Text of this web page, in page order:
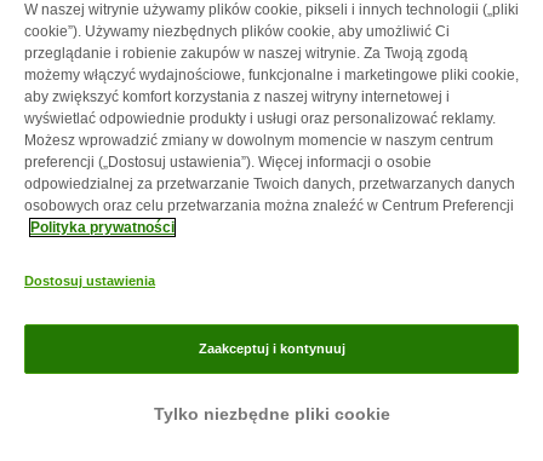
Mały, sprytny i ruchliwy – jack russell terier cieszy się
niesłabnącą od lat popularnością.
W naszej witrynie używamy plików cookie, pikseli i innych technologii („pliki
cookie”). Używamy niezbędnych plików cookie, aby umożliwić Ci
przeglądanie i robienie zakupów w naszej witrynie. Za Twoją zgodą
możemy włączyć wydajnościowe, funkcjonalne i marketingowe pliki cookie,
aby zwiększyć komfort korzystania z naszej witryny internetowej i
wyświetlać odpowiednie produkty i usługi oraz personalizować reklamy.
Możesz wprowadzić zmiany w dowolnym momencie w naszym centrum
preferencji („Dostosuj ustawienia”). Więcej informacji o osobie
odpowiedzialnej za przetwarzanie Twoich danych, przetwarzanych danych
osobowych oraz celu przetwarzania można znaleźć w Centrum Preferencji
Polityka prywatności
Dostosuj ustawienia
Tylko niezbędne pliki cookie
Zaakceptuj i kontynuuj